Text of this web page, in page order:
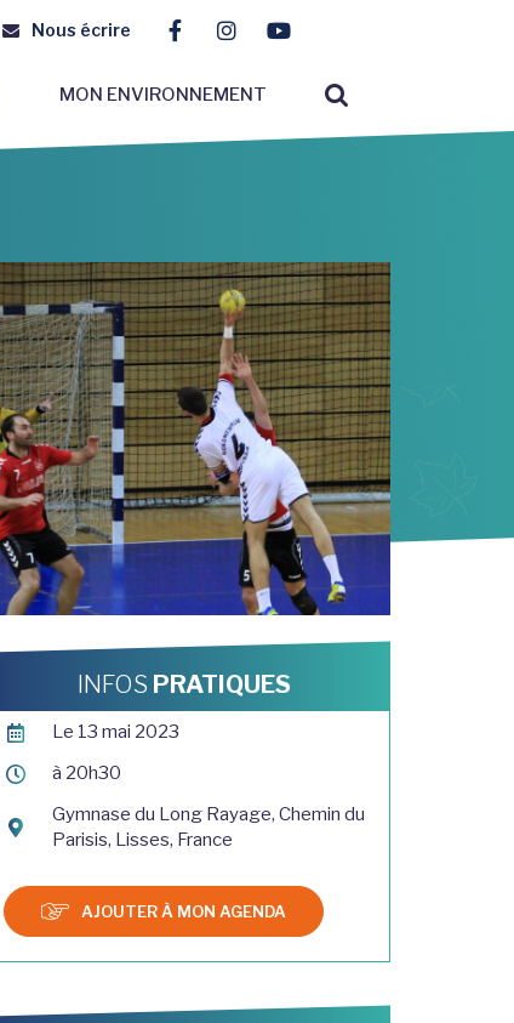
Nous écrire
Lien vers le compte Facebook
Lien vers le compte
Lien vers la chaîne
MON ENVIRONNEMENT
INFOS PRATIQUES
Le 13 mai 2023
à 20h30
Gymnase du Long Rayage, Chemin du
Parisis, Lisses, France
AJOUTER À MON AGENDA